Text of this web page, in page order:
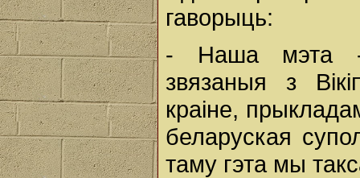
гаворыць:
- Наша мэта -
звязаныя з
краіне,
беларуская
таму гэта мы